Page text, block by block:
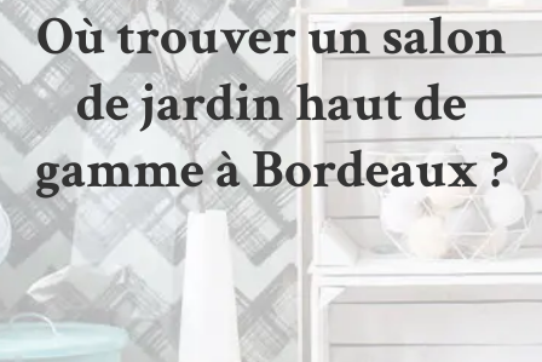
Où trouver un salon
de jardin haut de
gamme à Bordeaux ?